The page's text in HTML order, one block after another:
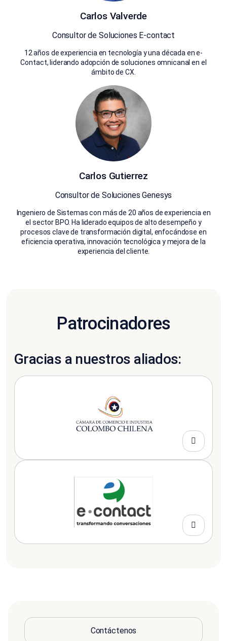
Carlos Valverde
Consultor de Soluciones E-contact
12 años de experiencia en tecnología y una década en e-
Contact, liderando adopción de soluciones omnicanal en el
ámbito de CX.
Carlos Gutierrez
Consultor de Soluciones Genesys
Ingeniero de Sistemas con más de 20 años de experiencia en
el sector BPO. Ha liderado equipos de alto desempeño y
procesos clave de transformación digital, enfocándose en
eficiencia operativa, innovación tecnológica y mejora de la
experiencia del cliente.
Patrocinadores
Gracias a nuestros aliados:
Contáctenos